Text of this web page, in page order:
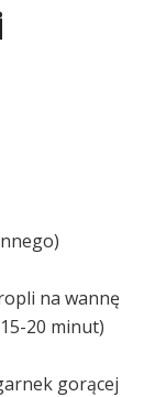
na wannę
20 minut)
gorącej